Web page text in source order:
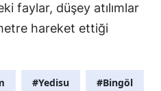
Niğde
Rize
faylar, düşey atılımlar
hareket ettiği
#Yedisu #Bingöl